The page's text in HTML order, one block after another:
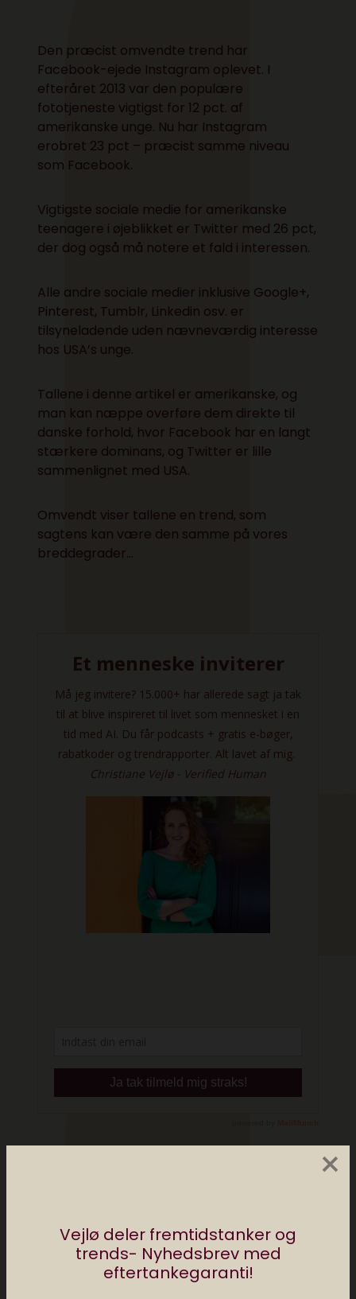
Vejlø deler fremtidstanker og
trends- Nyhedsbrev med
eftertankegaranti!
×
Den præcist omvendte trend har
Facebook-ejede Instagram oplevet. I
efteråret 2013 var den populære
fototjeneste vigtigst for 12 pct. af
amerikanske unge. Nu har Instagram
erobret 23 pct – præcist samme niveau
som Facebook.
Vigtigste sociale medie for amerikanske
teenagere i øjeblikket er Twitter med 26 pct,
der dog også må notere et fald i interessen.
Alle andre sociale medier inklusive Google+,
Pinterest, Tumblr, Linkedin osv. er
tilsyneladende uden nævneværdig interesse
hos USA’s unge.
Tallene i denne artikel er amerikanske, og
man kan næppe overføre dem direkte til
danske forhold, hvor Facebook har en langt
stærkere dominans, og Twitter er lille
sammenlignet med USA.
Omvendt viser tallene en trend, som
sagtens kan være den samme på vores
breddegrader…
afredaktionen elektronista